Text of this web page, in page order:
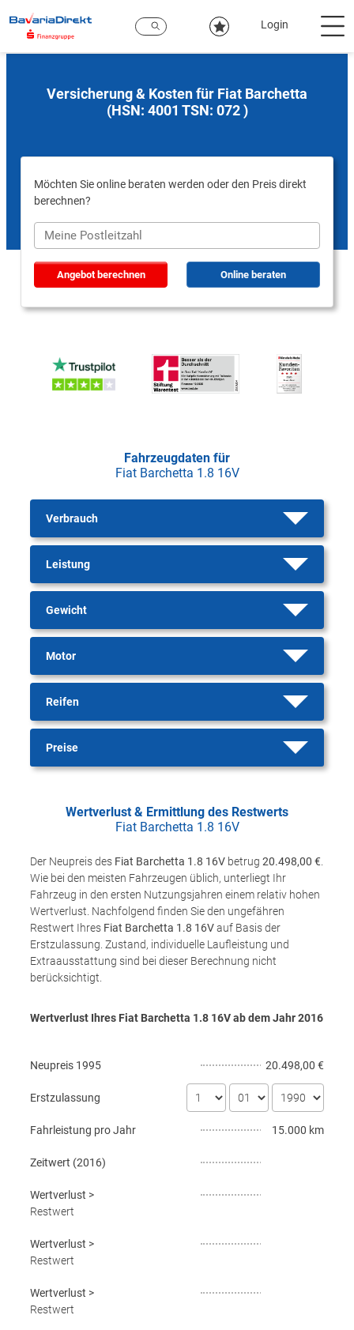
Hauptinhalt
Login
Versicherung & Kosten für Fiat Barchetta
(HSN: 4001 TSN: 072 )
Möchten Sie online beraten werden oder den Preis direkt
berechnen?
Angebot berechnen Online beraten
Fahrzeugdaten für
Fiat Barchetta 1.8 16V
Verbrauch
Leistung
Gewicht
Motor
Reifen
Preise
Wertverlust & Ermittlung des Restwerts
Fiat Barchetta 1.8 16V
Der Neupreis des Fiat Barchetta 1.8 16V betrug 20.498,00 €
Wie bei den meisten Fahrzeugen üblich, unterliegt Ihr
Fahrzeug in den ersten Nutzungsjahren einem relativ hohen
Wertverlust. Nachfolgend finden Sie den ungefähren
Restwert Ihres Fiat Barchetta 1.8 16Vauf Basis der
Erstzulassung. Zustand, individuelle Laufleistung und
Extraausstattung sind bei dieser Berechnung nicht
berücksichtigt.
Wertverlust Ihres Fiat Barchetta 1.8 16V ab dem Jahr2016
Neupreis 1995 20.498,00 €
Erstzulassung
Fahrleistung pro Jahr 15.000 km
Zeitwert (2016)
Wertverlust >
Restwert
Wertverlust >
Restwert
Wertverlust >
Restwert